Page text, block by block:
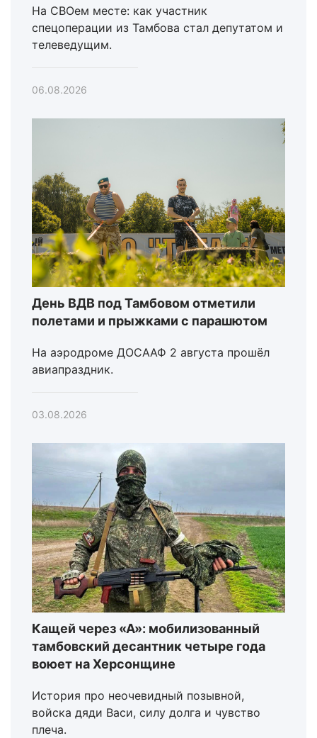
На СВОем месте: как участник
спецоперации из Тамбова стал депутатом и
телеведущим.
06.08.2026
День ВДВ под Тамбовом отметили
полетами и прыжками с парашютом
На аэродроме ДОСААФ 2 августа прошёл
авиапраздник.
03.08.2026
Кащей через «А»: мобилизованный
тамбовский десантник четыре года
воюет на Херсонщине
История про неочевидный позывной,
войска дяди Васи, силу долга и чувство
плеча.